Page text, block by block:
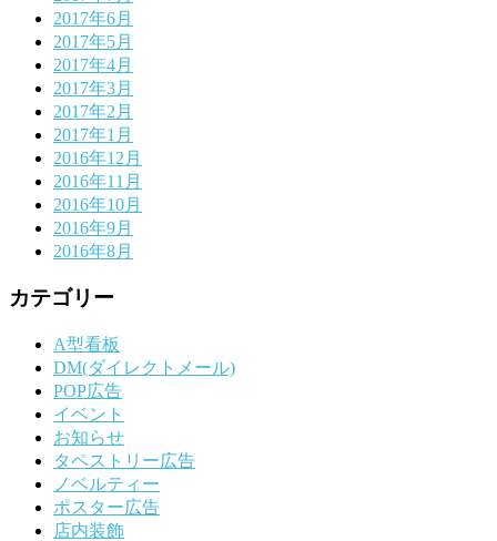
2017年6月
2017年5月
2017年4月
2017年3月
2017年2月
2017年1月
2016年12月
2016年11月
2016年10月
2016年9月
2016年8月
カテゴリー
A型看板
DM(ダイレクトメール)
POP広告
イベント
お知らせ
タペストリー広告
ノベルティー
ポスター広告
店内装飾